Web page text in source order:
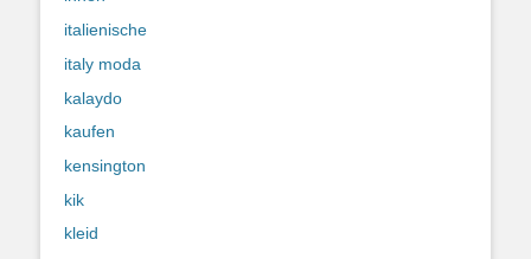
italienische
italy moda
kalaydo
kaufen
kensington
kik
kleid